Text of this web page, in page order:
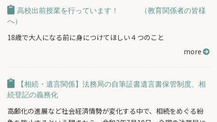
高校出前授業を行っています！ （教育関係者の皆様
へ）
18歳で大人になる前に身につけてほしい４つのこと
more
【相続・遺言関係】法務局の自筆証書遺言書保管制度、相
続登記の義務化
高齢化の進展など社会経済情勢が変化する中で、相続をめぐる紛